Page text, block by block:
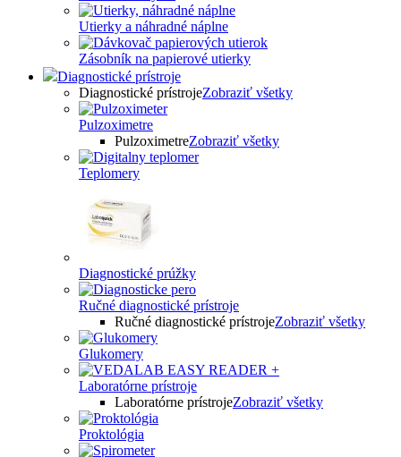
Utierky a náhradné náplne
Zásobník na papierové utierky
Diagnostické prístroje
Diagnostické prístrojeZobraziť všetky
Pulzoximetre
PulzoximetreZobraziť všetky
Teplomery
Diagnostické prúžky
Ručné diagnostické prístroje
Ručné diagnostické prístrojeZobraziť všetky
Glukomery
Laboratórne prístroje
Laboratórne prístrojeZobraziť všetky
Proktológia